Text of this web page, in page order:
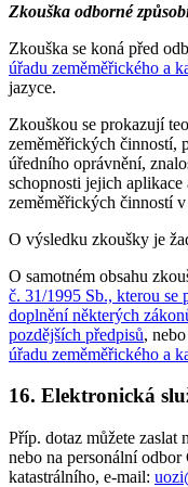
Zkouška odborné
Zkouška se koná před
úřadu zeměměřického a
jazyce.
Zkouškou se prokazují
zeměměřických činností,
úředního oprávnění,
schopnosti jejich
zeměměřických činností
O výsledku zkoušky je
O samotném obsahu
č. 31/1995 Sb., kterou se
doplnění některých
pozdějších předpisů,
úřadu zeměměřického a
16. Elektronická
Příp. dotaz můžete zaslat
nebo na personální odbor
katastrálního, e-mail: